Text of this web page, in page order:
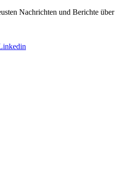
Nachrichten und Berichte über